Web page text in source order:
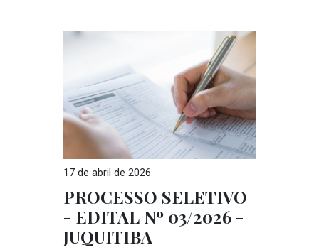
17 de abril de 2026
PROCESSO SELETIVO
- EDITAL Nº 03/2026 -
JUQUITIBA